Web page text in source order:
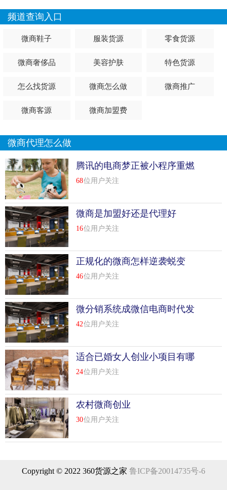
所谓私域流量就是可以自由反复利用，无需付费，又能随时
触达，被沉淀在公众号、微信群、个人微信号、头条号、抖
音、微博等社交媒体渠道的用户。
相对淘宝、京东、搜索这些公域流量平台，私域流量属于“私
在朋友圈资源被滥用的情况下，如何在微信之外建立自己的
下面，我将以微博为例，告诉...
top8 微信群引流小技巧，让人主动加你微信！技巧
做微商的，谁没加几个、十几个微信群，那你一定不是一个
合格的微商人。
在引流如此艰难的时期，网上比较有技巧性的引流方式，微
商小白也不太会，而微信群就是一个非常容易接触到的天然
引流池，我们当然要好好的利用起来。付费的群我们先不
提，免费的微信群已经足够我们去一展身手了。
一.如何找微信群
1、搜索搜索关键词：微信群；扫码进群
2、淘宝
淘宝搜索“微信加群”，可以花点小钱，进一些高质量...
详情]
top9 微商比较离不开的是什么技巧
除了每日更新的朋友圈，微信打开率比较高的就是各种微信
群了。
时至，微信群已经成为微商们工作的一个重要组成部分。
频道查询入口
微商鞋子 服装货源 零食货源
微商奢侈品 美容护肤 特色货源
怎么找货源 微商怎么做 微商推广
微商客源 微商加盟费
微商代理怎么做
腾讯的电商梦正被小程序重燃
68位用户关注
微商是加盟好还是代理好
16位用户关注
正规化的微商怎样逆袭蜕变
46位用户关注
微分销系统成微信电商时代发
展的趋势
42位用户关注
适合已婚女人创业小项目有哪
些
24位用户关注
农村微商创业
30位用户关注
Copyright © 2022 360货源之家 鲁ICP备20014735号-6